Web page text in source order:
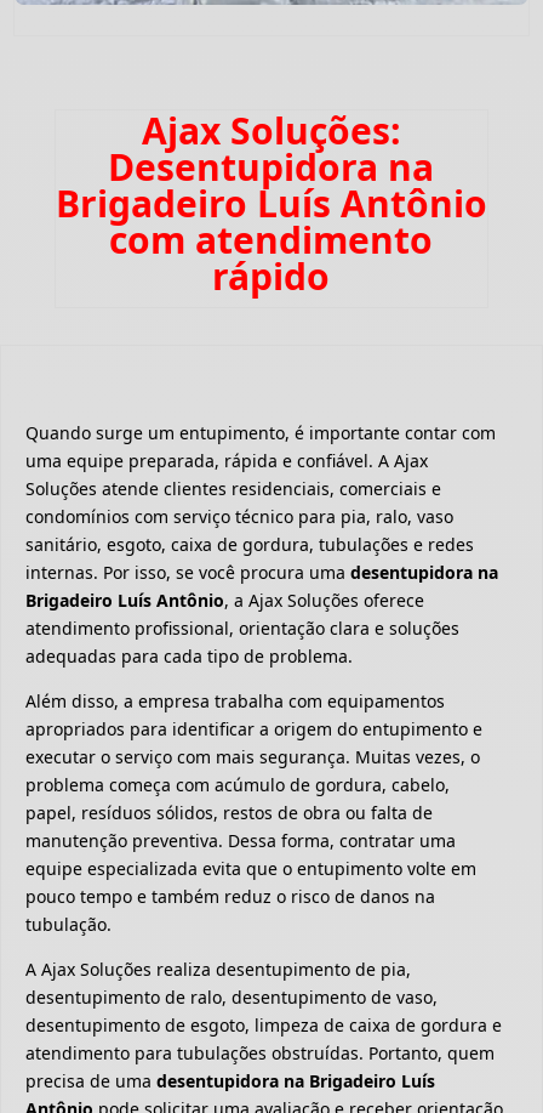
Ajax Soluções:
Desentupidora na
Brigadeiro Luís Antônio
com atendimento
rápido
Quando surge um entupimento, é importante contar com
uma equipe preparada, rápida e confiável. A Ajax
Soluções atende clientes residenciais, comerciais e
condomínios com serviço técnico para pia, ralo, vaso
sanitário, esgoto, caixa de gordura, tubulações e redes
internas. Por isso, se você procura uma desentupidora na
Brigadeiro Luís Antônio, a Ajax Soluções oferece
atendimento profissional, orientação clara e soluções
adequadas para cada tipo de problema.
Além disso, a empresa trabalha com equipamentos
apropriados para identificar a origem do entupimento e
executar o serviço com mais segurança. Muitas vezes, o
problema começa com acúmulo de gordura, cabelo,
papel, resíduos sólidos, restos de obra ou falta de
manutenção preventiva. Dessa forma, contratar uma
equipe especializada evita que o entupimento volte em
pouco tempo e também reduz o risco de danos na
tubulação.
A Ajax Soluções realiza desentupimento de pia,
desentupimento de ralo, desentupimento de vaso,
desentupimento de esgoto, limpeza de caixa de gordura e
atendimento para tubulações obstruídas. Portanto, quem
precisa de uma desentupidora na Brigadeiro Luís